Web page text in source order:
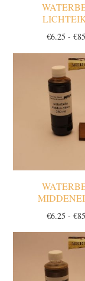
€6.25 - €
€6.25 - €